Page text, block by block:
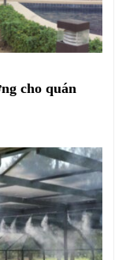
cho quán